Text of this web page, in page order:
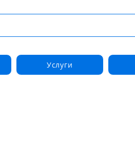
Услуги